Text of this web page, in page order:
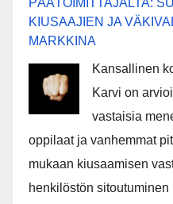
PÄÄTOIMITTAJALTA:
KIUSAAJIEN JA
MARKKINA
Kansallinen
Karvi on
vastaisia
oppilaat ja vanhemmat
mukaan kiusaamisen
henkilöstön